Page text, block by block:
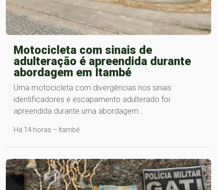
Motocicleta com sinais de
adulteração é apreendida durante
abordagem em Itambé
Uma motocicleta com divergências nos sinais
identificadores e escapamento adulterado foi
apreendida durante uma abordagem…
Há 14 horas – Itambé